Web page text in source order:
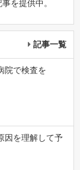
を提供中。
記事一覧
院で検査を
因を理解して予